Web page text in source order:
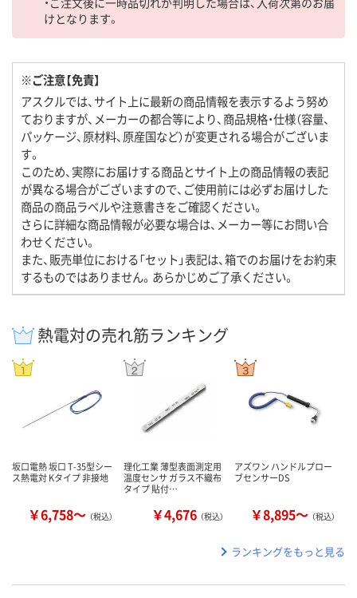
けとなります。
※ご注意【免責】
アスクルでは、サイト上に最新の商品情報を表示するよう努め
ておりますが、メーカーの都合等により、商品規格・仕様（容量、
パッケージ、原材料、原産国など）が変更される場合がございま
す。
このため、実際にお届けする商品とサイト上の商品情報の表記
が異なる場合がございますので、ご使用前には必ずお届けした
商品の商品ラベルや注意書きをご確認ください。
さらに詳細な商品情報が必要な場合は、メーカー等にお問い合
わせください。
また、販売単位における「セット」表記は、箱でのお届けをお約束
するものではありません。あらかじめご了承ください。
熱電対の売れ筋ランキング
坂口電熱 坂口 T-35型シー
ス熱電対 Kタイプ 非接地
￥6,758～ （税込）
理化工業 薄型表面測定用
温度センサ ガラス不織布
タイプ 貼付…
￥4,676 （税込）
アズワン ハンドルプロー
ブセンサーDS
￥8,895～ （税込）
ランキングをもっと見る